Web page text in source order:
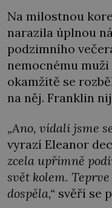
Na milostnou
narazila úplnou
podzimního
nemocnému
okamžitě se
na něj. Franklin
„Ano, vídali jsme
vyrazí Eleanor
zcela upřímně
svět kolem.
dospěla,“ svěří se